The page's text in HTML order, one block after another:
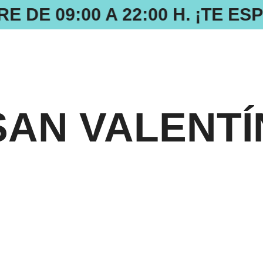
DE 09:00 A 22:00 H. ¡TE